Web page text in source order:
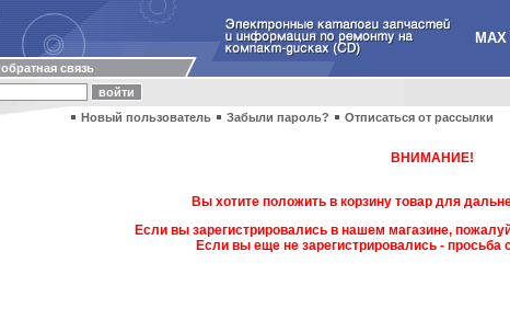
MAX
обратная связь
Новый пользователь Забыли пароль? Отписаться от рассылки
ВНИМАНИЕ!
Вы хотите положить в корзину товар для
Если вы зарегистрировались в нашем магазине,
Если вы еще не зарегистрировались - просьба